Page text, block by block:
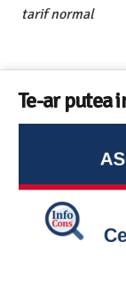
tarif normal
Te-ar putea
Ghid InfoCons